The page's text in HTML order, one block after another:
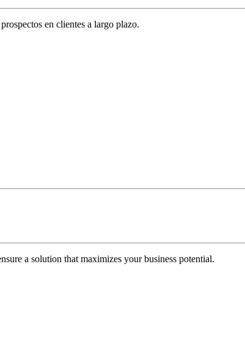
en clientes a largo plazo.
a solution that maximizes your business potential.